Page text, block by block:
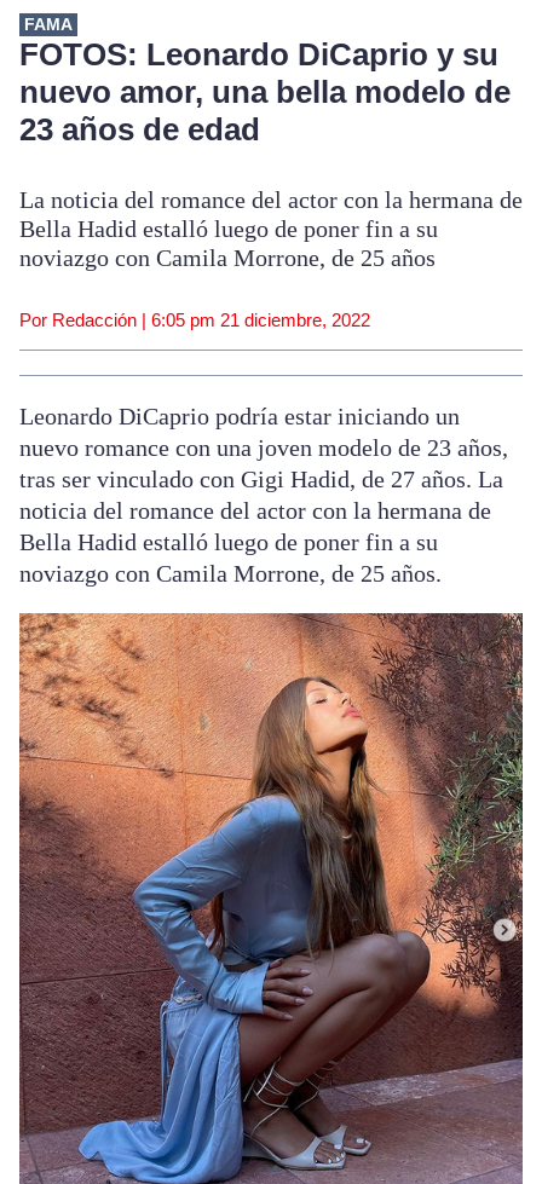
FAMA
FOTOS: Leonardo DiCaprio y su
nuevo amor, una bella modelo de
23 años de edad
La noticia del romance del actor con la hermana de
Bella Hadid estalló luego de poner fin a su
noviazgo con Camila Morrone, de 25 años
Por Redacción | 6:05 pm 21 diciembre, 2022
Leonardo DiCaprio podría estar iniciando un
nuevo romance con una joven modelo de 23 años,
tras ser vinculado con Gigi Hadid, de 27 años. La
noticia del romance del actor con la hermana de
Bella Hadid estalló luego de poner fin a su
noviazgo con Camila Morrone, de 25 años.